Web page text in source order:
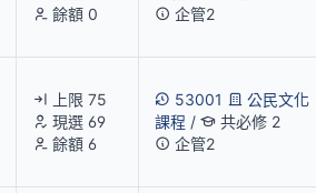
餘額 0
企管2
上限 75
現選 69
餘額 6
53001
公民文化
課程 /
共必修 2
企管2